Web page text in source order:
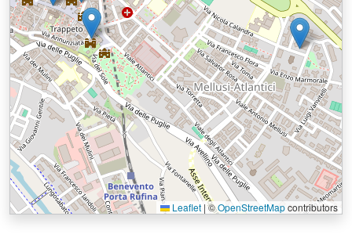
Leaflet |©OpenStreetMapcontributors